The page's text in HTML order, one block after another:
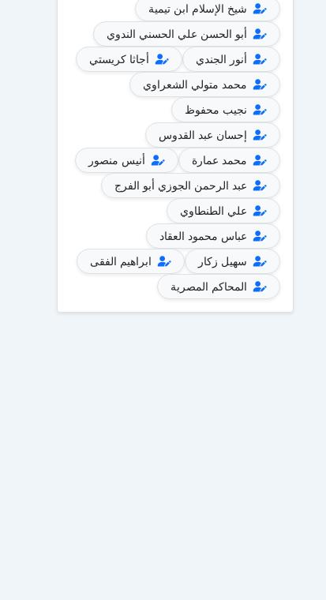
شيخ الإسلام ابن تيمية
أبو الحسن علي الحسني الندوي
أنور الجندي
أجاثا كريستي
محمد متولي الشعراوي
نجيب محفوظ
إحسان عبد القدوس
محمد عمارة
أنيس منصور
عبد الرحمن الجوزي أبو الفرج
علي الطنطاوي
عباس محمود العقاد
سهيل زكار
ابراهيم الفقى
المحاكم المصرية